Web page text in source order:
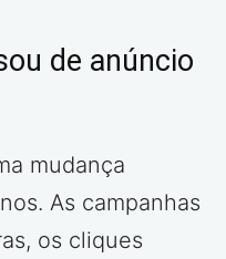
de anúncio
mudança
As campanhas
os cliques